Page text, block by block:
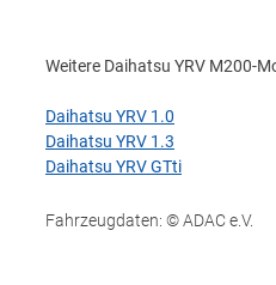
Weitere Daihatsu YRV M200-
Daihatsu YRV 1.0
Daihatsu YRV 1.3
Daihatsu YRV GTti
Fahrzeugdaten: © ADAC e.V.